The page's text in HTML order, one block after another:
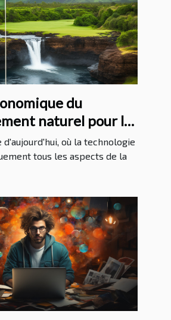
du
naturel pour les
à La Réunion
d'aujourd'hui, où la technologie
tous les aspects de la